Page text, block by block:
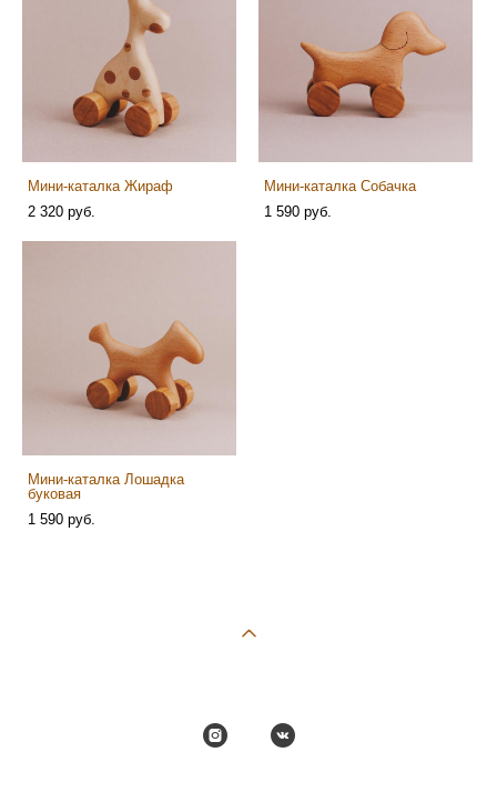
Мини-каталка Жираф
2 320 pуб.
Мини-каталка Собачка
1 590 pуб.
Мини-каталка Лошадка
буковая
1 590 pуб.